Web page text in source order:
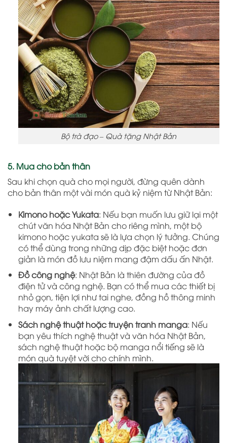
Bộ trà đạo – Quà tặng Nhật Bản
5. Mua cho bản thân
Sau khi chọn quà cho mọi người, đừng quên dành
cho bản thân một vài món quà kỷ niệm từ Nhật Bản:
Kimono hoặc Yukata: Nếu bạn muốn lưu giữ lại một
chút văn hóa Nhật Bản cho riêng mình, một bộ
kimono hoặc yukata sẽ là lựa chọn lý tưởng. Chúng
có thể dùng trong những dịp đặc biệt hoặc đơn
giản là món đồ lưu niệm mang đậm dấu ấn Nhật.
Đồ công nghệ: Nhật Bản là thiên đường của đồ
điện tử và công nghệ. Bạn có thể mua các thiết bị
nhỏ gọn, tiện lợi như tai nghe, đồng hồ thông minh
hay máy ảnh chất lượng cao.
Sách nghệ thuật hoặc truyện tranh manga: Nếu
bạn yêu thích nghệ thuật và văn hóa Nhật Bản,
sách nghệ thuật hoặc bộ manga nổi tiếng sẽ là
món quà tuyệt vời cho chính mình.